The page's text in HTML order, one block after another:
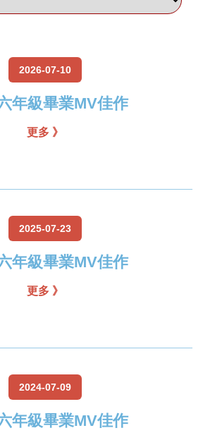
2026-07-10
年級畢業MV佳作
更多 》
2025-07-23
年級畢業MV佳作
更多 》
2024-07-09
年級畢業MV佳作